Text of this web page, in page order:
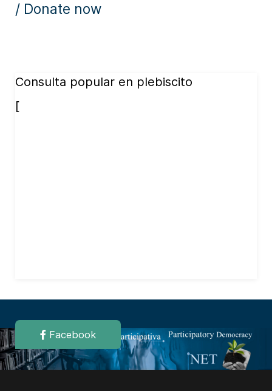
/ Donate now
Consulta popular en plebiscito
[
Facebook